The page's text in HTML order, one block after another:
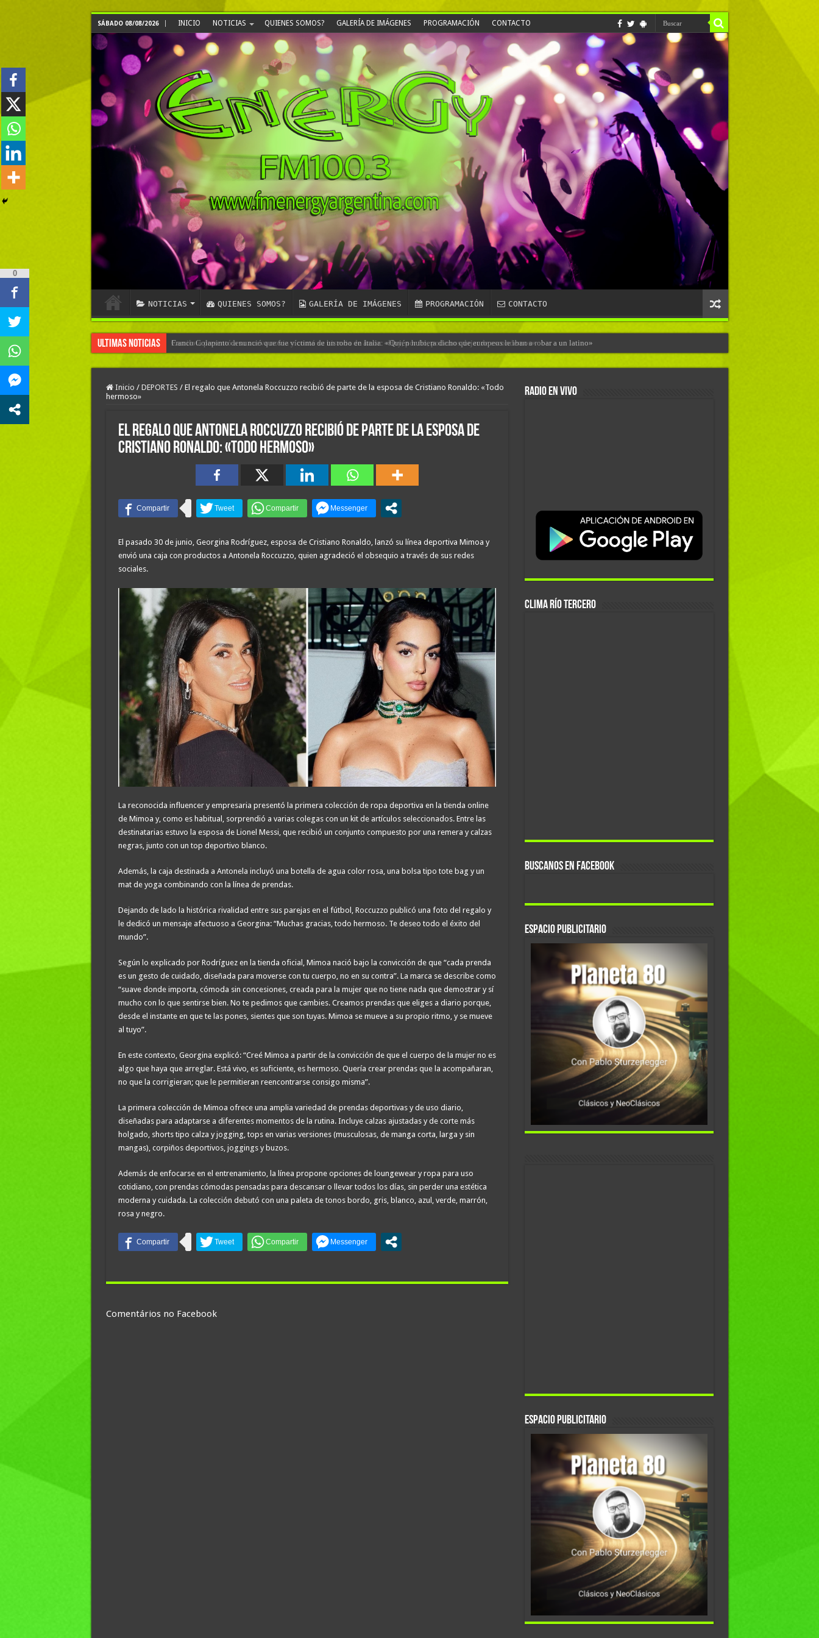
SÁBADO 08/08/2026 INICIO NOTICIAS QUIENES SOMOS? GALERÍA DE IMÁGENES PROGRAMACIÓN CONTACTO
NOTICIAS QUIENES SOMOS? GALERÍA DE IMÁGENES PROGRAMACIÓN CONTACTO
Ultimas Noticias Franco Colapinto denunció que fue víctima de un robo en Italia: «Quién hubiera dicho que europeos le iban a robar a un latino»
Inicio / DEPORTES / El regalo que Antonela Roccuzzo recibió de parte de la esposa de Cristiano Ronaldo: «Todo
hermoso»
El regalo que Antonela Roccuzzo recibió de parte de la esposa de
Cristiano Ronaldo: «Todo hermoso»
El pasado 30 de junio, Georgina Rodríguez, esposa de Cristiano Ronaldo, lanzó su línea deportiva Mimoa y
envió una caja con productos a Antonela Roccuzzo, quien agradeció el obsequio a través de sus redes
sociales.
La reconocida influencer y empresaria presentó la primera colección de ropa deportiva en la tienda online
de Mimoa y, como es habitual, sorprendió a varias colegas con un kit de artículos seleccionados. Entre las
destinatarias estuvo la esposa de Lionel Messi, que recibió un conjunto compuesto por una remera y calzas
negras, junto con un top deportivo blanco.
Además, la caja destinada a Antonela incluyó una botella de agua color rosa, una bolsa tipo tote bag y un
mat de yoga combinando con la línea de prendas.
Dejando de lado la histórica rivalidad entre sus parejas en el fútbol, Roccuzzo publicó una foto del regalo y
le dedicó un mensaje afectuoso a Georgina: “Muchas gracias, todo hermoso. Te deseo todo el éxito del
mundo”.
Según lo explicado por Rodríguez en la tienda oficial, Mimoa nació bajo la convicción de que “cada prenda
es un gesto de cuidado, diseñada para moverse con tu cuerpo, no en su contra”. La marca se describe como
“suave donde importa, cómoda sin concesiones, creada para la mujer que no tiene nada que demostrar y sí
mucho con lo que sentirse bien. No te pedimos que cambies. Creamos prendas que eliges a diario porque,
desde el instante en que te las pones, sientes que son tuyas. Mimoa se mueve a su propio ritmo, y se mueve
al tuyo”.
En este contexto, Georgina explicó: “Creé Mimoa a partir de la convicción de que el cuerpo de la mujer no es
algo que haya que arreglar. Está vivo, es suficiente, es hermoso. Quería crear prendas que la acompañaran,
no que la corrigieran; que le permitieran reencontrarse consigo misma”.
La primera colección de Mimoa ofrece una amplia variedad de prendas deportivas y de uso diario,
diseñadas para adaptarse a diferentes momentos de la rutina. Incluye calzas ajustadas y de corte más
holgado, shorts tipo calza y jogging, tops en varias versiones (musculosas, de manga corta, larga y sin
mangas), corpiños deportivos, joggings y buzos.
Además de enfocarse en el entrenamiento, la línea propone opciones de loungewear y ropa para uso
cotidiano, con prendas cómodas pensadas para descansar o llevar todos los días, sin perder una estética
moderna y cuidada. La colección debutó con una paleta de tonos bordo, gris, blanco, azul, verde, marrón,
rosa y negro.
Comentários no Facebook
RADIO EN VIVO
CLIMA Río Tercero
BUSCANOS EN FACEBOOK
ESPACIO PUBLICITARIO
Espacio Publicitario
0